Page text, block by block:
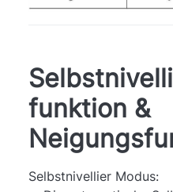
funktion &
Selbstnivellier Modus: